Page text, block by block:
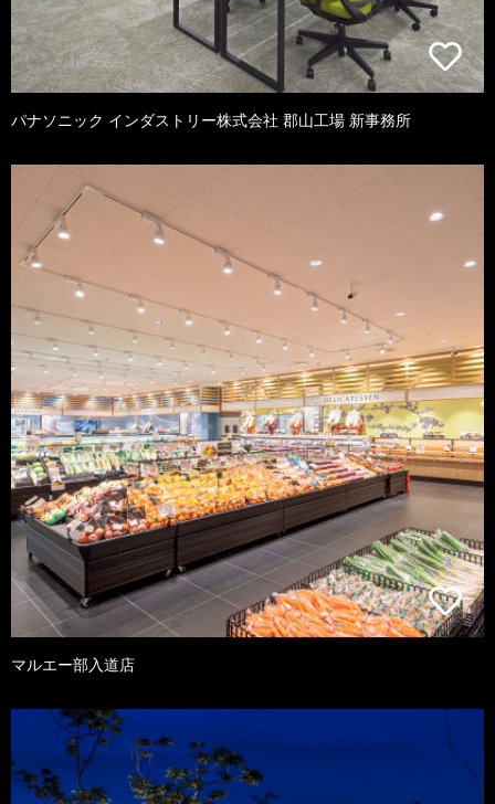
パナソニック インダストリー株式会社 郡山工場 新事務所
マルエー部入道店